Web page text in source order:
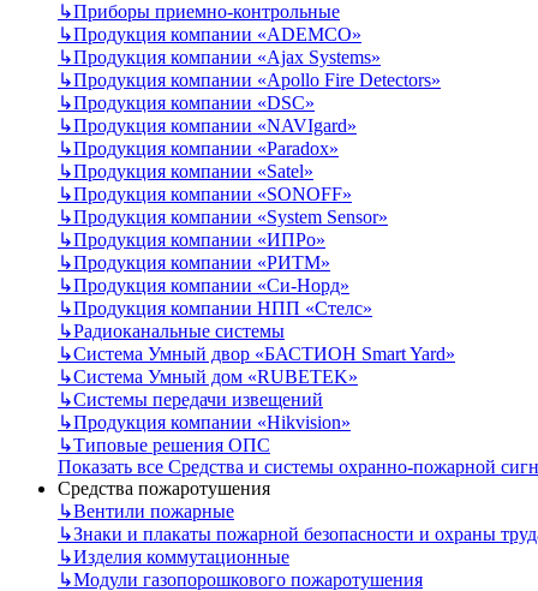
↳Приборы приемно-контрольные
↳Продукция компании «ADEMCO»
↳Продукция компании «Ajax Systems»
↳Продукция компании «Apollo Fire Detectors»
↳Продукция компании «DSC»
↳Продукция компании «NAVIgard»
↳Продукция компании «Paradox»
↳Продукция компании «Satel»
↳Продукция компании «SONOFF»
↳Продукция компании «System Sensor»
↳Продукция компании «ИПРо»
↳Продукция компании «РИТМ»
↳Продукция компании «Си-Норд»
↳Продукция компании НПП «Стелс»
↳Радиоканальные системы
↳Система Умный двор «БАСТИОН Smart Yard»
↳Система Умный дом «RUBETEK»
↳Системы передачи извещений
↳Продукция компании «Hikvision»
↳Типовые решения ОПС
Показать все Средства и системы охранно-пожарной
Средства пожаротушения
↳Вентили пожарные
↳Знаки и плакаты пожарной безопасности и охраны
↳Изделия коммутационные
↳Модули газопорошкового пожаротушения